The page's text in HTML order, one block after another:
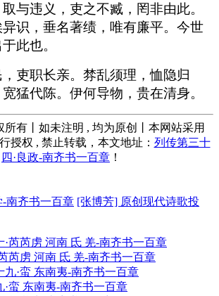
与违义，吏之不臧，罔非由此。
识，垂名著绩，唯有廉平。今世
此也。
吏职长亲。棼乱须理，恤隐归
猛代陈。伊何导物，贵在清身。
所有丨如未注明 , 均为原创丨本网站采用
授权 , 禁止转载，本文地址： 列传第三十
四·良政-南齐书一百章 ！
-南齐书一百章 [张博芳] 原创现代诗歌投
芮虏 河南 氐 羌-南齐书一百章
·蛮 东南夷-南齐书一百章